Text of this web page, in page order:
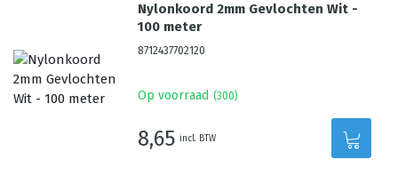
Nylonkoord 2mm Gevlochten Wit -
100 meter
8712437702120
Op voorraad (300)
8,65 incl. BTW